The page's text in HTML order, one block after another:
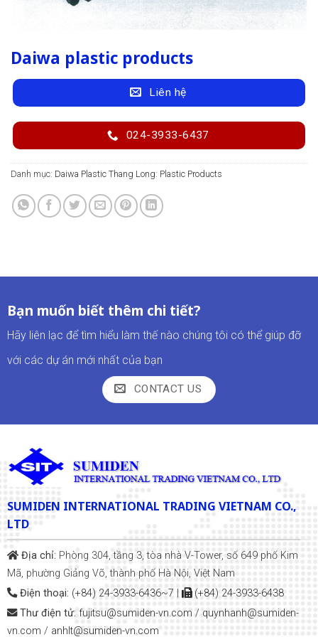
Daiwa plastic products
Liên hệ
024-3933-6437
Danh mục: Daiwa Plastic Thang Long: Plastic Products
Bạn muốn biết thêm chi tiết?
Hãy liên lạc để tìm hiểu làm thế nào chúng tôi có thể giúp đỡ
với các dự án mới nhất của bạn
CONTACT US
SUMIDEN INTERNATIONAL TRADING VIETNAM CO.,
LTD
Địa chỉ: Phòng 304, tầng 3, tòa nhà V-Tower, số 649 phố Kim
Mã, phường Giảng Võ, thành phố Hà Nội, Việt Nam
Điện thoại: (+84) 24-3933-6436~7
(+84) 24-3933-6438
Thư điện tử: fujitsu@sumiden-vn.com / quynhanh@sumiden-
vn.com / anhlt@sumiden-vn.com